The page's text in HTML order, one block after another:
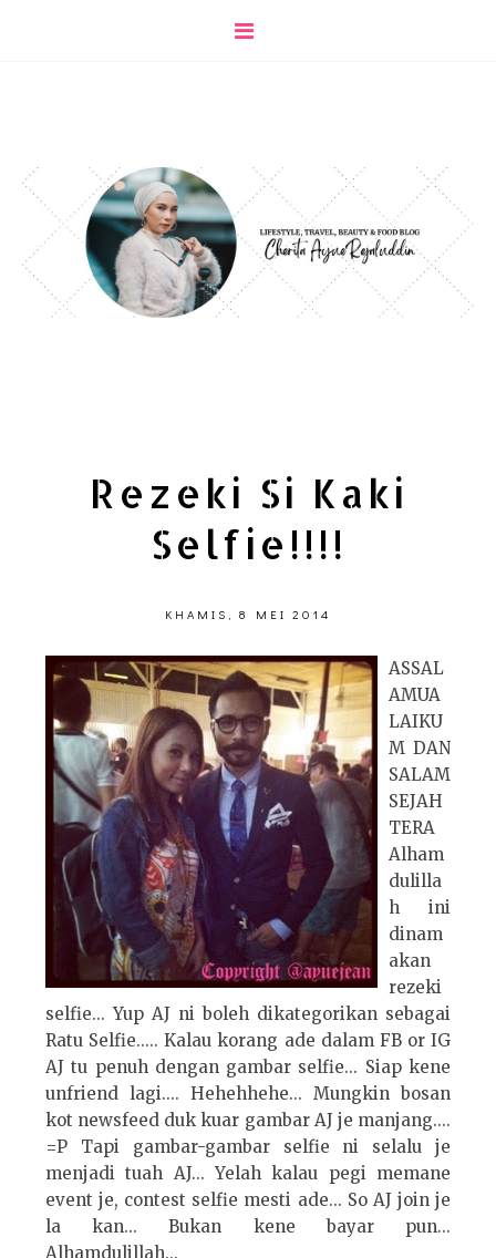
Rezeki Si Kaki
Selfie!!!!
KHAMIS, 8 MEI 2014
ASSAL
AMUA
LAIKU
M DAN
SALAM
SEJAH
TERA
Alham
dulilla
h ini
dinam
akan
rezeki
selfie... Yup AJ ni boleh dikategorikan sebagai
Ratu Selfie..... Kalau korang ade dalam FB or IG
AJ tu penuh dengan gambar selfie... Siap kene
unfriend lagi.... Hehehhehe... Mungkin bosan
kot newsfeed duk kuar gambar AJ je manjang....
=P Tapi gambar-gambar selfie ni selalu je
menjadi tuah AJ... Yelah kalau pegi memane
event je, contest selfie mesti ade... So AJ join je
la kan... Bukan kene bayar pun...
Alhamdulillah...